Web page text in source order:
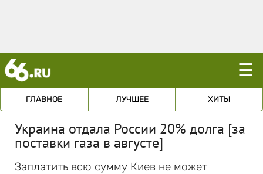
☰
ГЛАВНОЕ ЛУЧШЕЕ ХИТЫ
Украина отдала России 20% долга [за
поставки газа в августе]
Заплатить всю сумму Киев не может